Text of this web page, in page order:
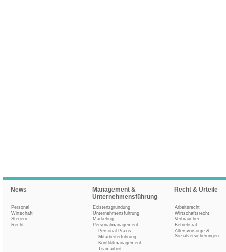
News
Personal
Wirtschaft
Steuern
Recht
Management &
Unternehmensführung
Existenzgründung
Unternehmensführung
Marketing
Personalmanagement
Personal-Praxis
Mitarbeiterführung
Konfliktmanagement
Teamarbeit
Recht & Urteile
Arbeitsrecht
Wirtschaftsrecht
Verbraucher
Betriebsrat
Altersvorsorge &
Sozialversicherungen